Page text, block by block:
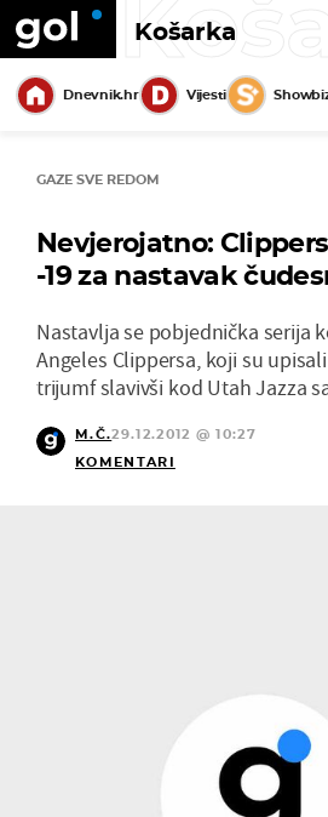
Košarka
Dnevnik.hr Vijesti
GAZE SVE REDOM
Nevjerojatno:
-19 za nastavak
Nastavlja se pobjednička serija
Angeles Clippersa, koji su
trijumf slavivši kod Utah Jazza
M.Č.29.12.2012 @ 10:27
KOMENTARI